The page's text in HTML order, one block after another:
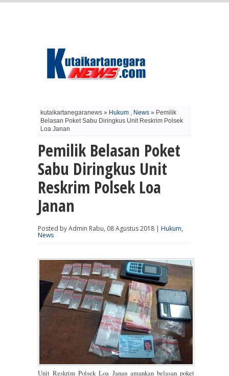
kutaikartanegaranews » Hukum , News » Pemilik
Belasan Poket Sabu Diringkus Unit Reskrim Polsek
Loa Janan
Pemilik Belasan Poket
Sabu Diringkus Unit
Reskrim Polsek Loa
Janan
Posted by Admin Rabu, 08 Agustus 2018 | Hukum,
News
Unit Reskrim Polsek Loa Janan amankan belasan poket